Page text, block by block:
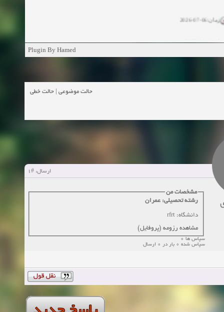
زمان:10-13-2024
زمان:10-11-2024
Plugin By Hamed
حالت موضوعی حالت خطی
ارسال: #1
مشخصات من
رشته تحصیلی: عمران
دانشگاه: rfrt
مشاهده رزومه (پروفایل)
سپاس ها 0
سپاس شده 0 بار در 0 ارسال